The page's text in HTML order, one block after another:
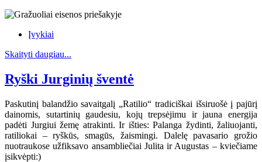
Įvykiai
Skaityti daugiau...
Ryški Jurginių šventė
Paskutinį balandžio savaitgalį „Ratilio“ tradiciškai išsiruošė į pajūrį
dainomis, sutartinių gaudesiu, kojų trepsėjimu ir jauna energija
padėti Jurgiui žemę atrakinti. Ir išties: Palanga žydinti, žaliuojanti,
ratiliokai – ryškūs, smagūs, žaismingi. Dalelę pavasario grožio
nuotraukose užfiksavo ansambliečiai Julita ir Augustas – kviečiame
įsikvėpti:)